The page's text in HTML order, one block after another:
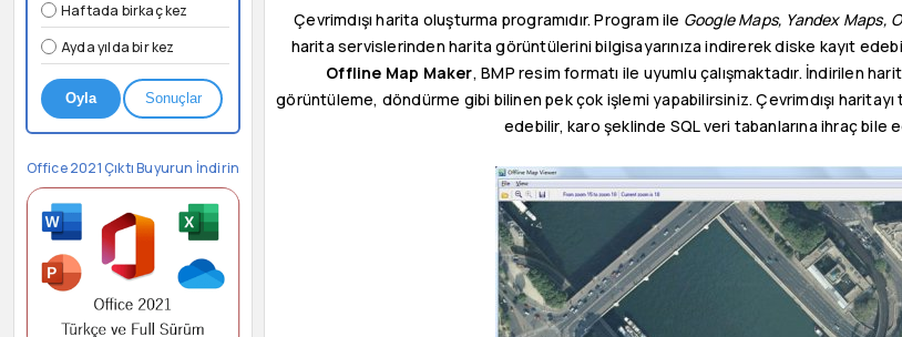
Haftada birkaç kez
Ayda yılda bir kez
Oyla Sonuçlar
Office 2021 Çıktı Buyurun İndirin
Çevrimdışı harita oluşturma programıdır. Program ile Google Maps, Yandex Maps,
harita servislerinden harita görüntülerini bilgisayarınıza indirerek diske kayıt
Offline Map Maker, BMP resim formatı ile uyumlu çalışmaktadır. İndirilen
görüntüleme, döndürme gibi bilinen pek çok işlemi yapabilirsiniz. Çevrimdışı haritayı
edebilir, karo şeklinde SQL veri tabanlarına ihraç bile